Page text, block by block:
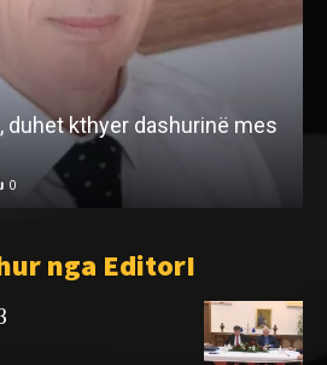
0
nga EditorI